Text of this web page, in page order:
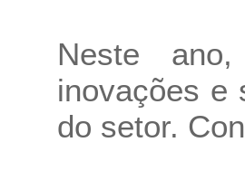
Neste
inovações e
do setor.